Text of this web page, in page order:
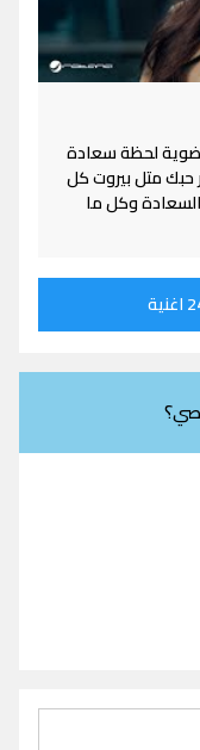
لحظة سعادة
حبك متل بيروت كل
وكل ما